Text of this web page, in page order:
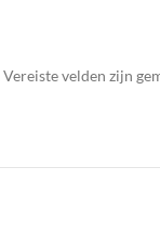
Vereiste velden zijn